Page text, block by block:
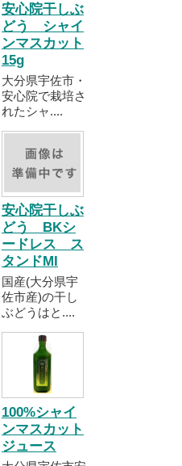
安心院干しぶ
どう シャイ
ンマスカット
15g
大分県宇佐市・
安心院で栽培さ
れたシャ....
安心院干しぶ
どう BKシ
ードレス ス
タンドMI
国産(大分県宇
佐市産)の干し
ぶどうはと....
100%シャイ
ンマスカット
ジュース